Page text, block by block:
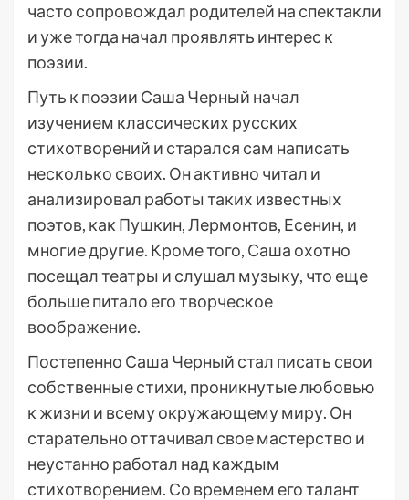
часто сопровождал родителей на спектакли
и уже тогда начал проявлять интерес к
поэзии.
Путь к поэзии Саша Черный начал
изучением классических русских
стихотворений и старался сам написать
несколько своих. Он активно читал и
анализировал работы таких известных
поэтов, как Пушкин, Лермонтов, Есенин, и
многие другие. Кроме того, Саша охотно
посещал театры и слушал музыку, что еще
больше питало его творческое
воображение.
Постепенно Саша Черный стал писать свои
собственные стихи, проникнутые любовью
к жизни и всему окружающему миру. Он
старательно оттачивал свое мастерство и
неустанно работал над каждым
стихотворением. Со временем его талант